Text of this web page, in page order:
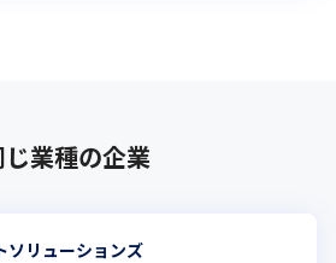
じ業種の企業
ソリューションズ